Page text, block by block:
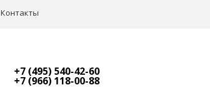
Контакты
+7 (495) 540-42-60
+7 (966) 118-00-88